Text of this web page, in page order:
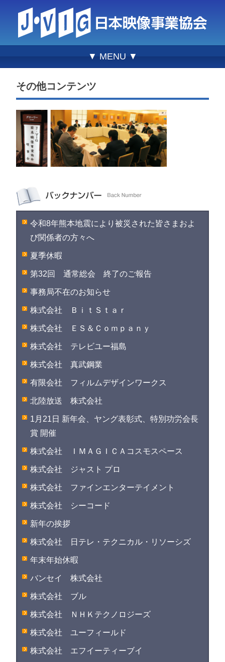
▼ MENU ▼
その他コンテンツ
令和8年熊本地震により被災された皆さまおよ
び関係者の方々へ
夏季休暇
第32回 通常総会 終了のご報告
事務局不在のお知らせ
株式会社 ＢｉｔＳｔａｒ
株式会社 ＥＳ＆Ｃｏｍｐａｎｙ
株式会社 テレビユー福島
株式会社 真武鋼業
有限会社 フィルムデザインワークス
北陸放送 株式会社
1月21日 新年会、ヤング表彰式、特別功労会長
賞 開催
株式会社 ＩＭＡＧＩＣＡコスモスペース
株式会社 ジャスト プロ
株式会社 ファインエンターテイメント
株式会社 シーコード
新年の挨拶
株式会社 日テレ・テクニカル・リソーシズ
年末年始休暇
バンセイ 株式会社
株式会社 ブル
株式会社 ＮＨＫテクノロジーズ
株式会社 ユーフィールド
株式会社 エフイーティーブイ